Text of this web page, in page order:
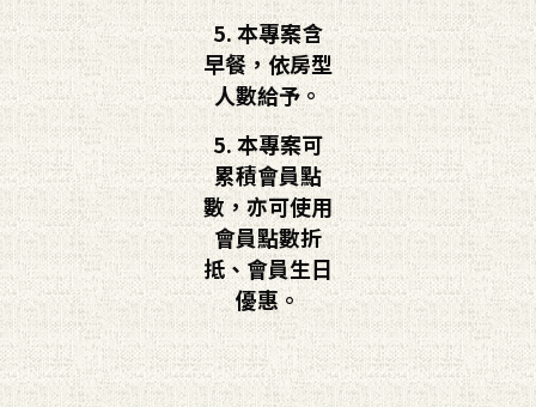
5. 本專案含
早餐，依房型
人數給予。
5. 本專案可
累積會員點
數，亦可使用
會員點數折
抵、會員生日
優惠。